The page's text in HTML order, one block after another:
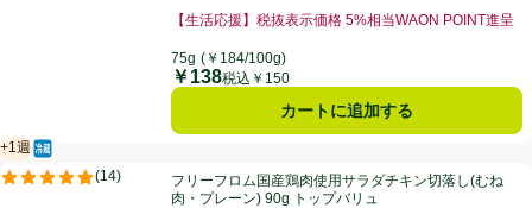
【生活応援】税抜表示価格 5%相当WAON POINT進呈
75g (￥184/100g)
価格
￥138税込￥150
カートに追加する
フリーフロム国産鶏肉使用サラダチキン切落し(むね肉・プレーン)
+1週
賞味・消費期限保証：１週間
冷蔵食品
(14)
評価は14件のレビューで5点中4.9点。フリーフロム国産鶏肉使用サラダチキン切落し(むね
肉・プレーン) 90g トップバリュ